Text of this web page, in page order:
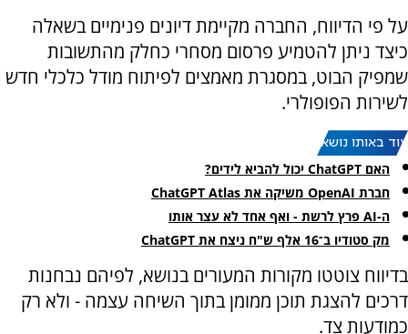
על פי הדיווח, החברה מקיימת דיונים פנימיים בשאלה
כיצד ניתן להטמיע פרסום מסחרי כחלק מהתשובות
שמפיק הבוט, במסגרת מאמצים לפיתוח מודל כלכלי חדש
לשירות הפופולרי.
עוד באותו נושא:
האם ChatGPT יכול להביא לידים?
חברת OpenAI משיקה את ChatGPT Atlas
ה-AI פרץ לרשת - ואף אחד לא עצר אותו
מק סטודיו ב־16 אלף ש"ח ניצח את ChatGPT
בדיווח צוטטו מקורות המעורים בנושא, לפיהם נבחנות
דרכים להצגת תוכן ממומן בתוך השיחה עצמה - ולא רק
כמודעות צד.